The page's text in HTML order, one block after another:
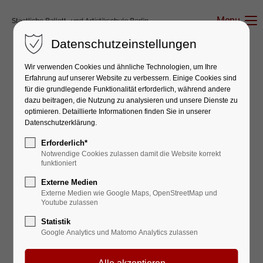
Menu
Bühnentanz-News – Jubiläumsjahr –
Newsletter Februar 2026
DAS JUBILÄUMSJAHR
NIMMT FAHRT AUF!
Unsere Events im Monat Februar
Datenschutzeinstellungen
Wir verwenden Cookies und ähnliche Technologien, um Ihre
Erfahrung auf unserer Website zu verbessern. Einige Cookies sind
für die grundlegende Funktionalität erforderlich, während andere
dazu beitragen, die Nutzung zu analysieren und unsere Dienste zu
optimieren. Detaillierte Informationen finden Sie in unserer
Datenschutzerklärung.
Erforderlich*
Notwendige Cookies zulassen damit die Website korrekt
funktioniert
Externe Medien
Externe Medien wie Google Maps, OpenStreetMap und
Youtube zulassen
Statistik
Google Analytics und Matomo Analytics zulassen